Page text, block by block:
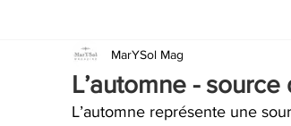
Salades Boissons
L’automne - source
MarYSol Mag
L’automne représente une